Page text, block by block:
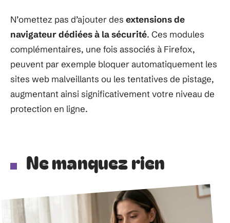
N’omettez pas d’ajouter des extensions de
navigateur dédiées à la sécurité. Ces modules
complémentaires, une fois associés à Firefox,
peuvent par exemple bloquer automatiquement les
sites web malveillants ou les tentatives de pistage,
augmentant ainsi significativement votre niveau de
protection en ligne.
Ne manquez rien